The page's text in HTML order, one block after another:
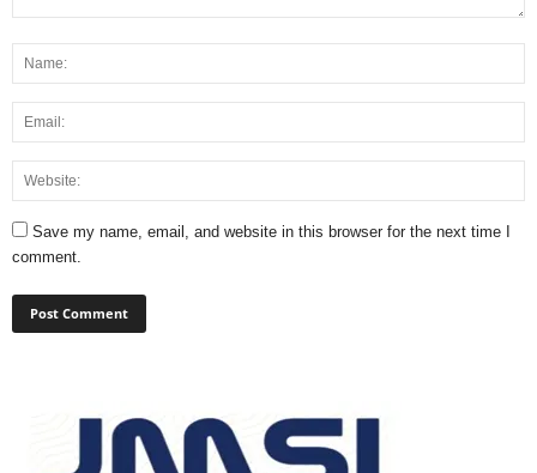
Save my name, email, and website in this browser for the next time I
comment.